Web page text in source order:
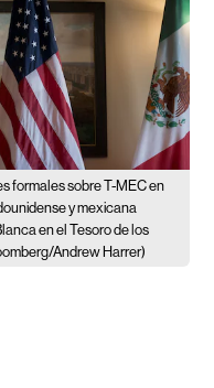
formales sobre T-MEC en
y mexicana
en el Tesoro de los
Andrew Harrer)